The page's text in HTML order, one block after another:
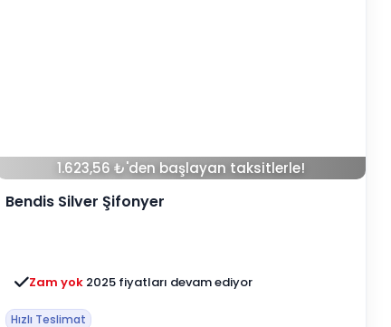
1.623,56 ₺'den başlayan taksitlerle!
Bendis Silver Şifonyer
Zam yok 2025 fiyatları devam ediyor
Hızlı Teslimat